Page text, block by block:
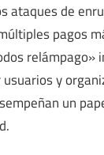
ataques de
pagos
relámpago»
y
un